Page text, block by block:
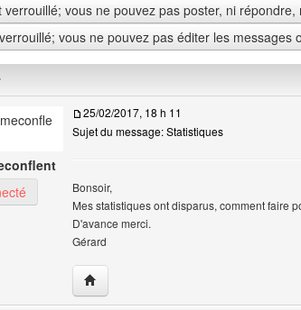
verrouillé; vous ne pouvez pas poster, ni répondre,
vous ne pouvez pas éditer les messages
Voir le profil de l'utilisateur
25/02/2017, 18 h 11
Sujet du message: Statistiques
Bonsoir,
Mes statistiques ont disparus, comment faire
D'avance merci.
Gérard
Visiter le site web de l'utilisateur: